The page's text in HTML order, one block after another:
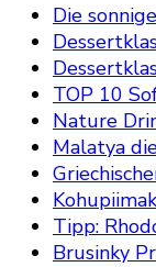
Die
TOP 10
Nature
Malatya
Tipp:
Brusinky